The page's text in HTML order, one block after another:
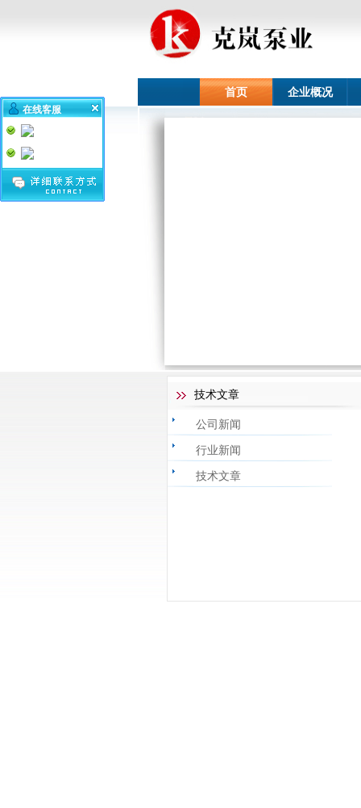
首页 企业概况
技术文章
公司新闻
行业新闻
技术文章
在线客服